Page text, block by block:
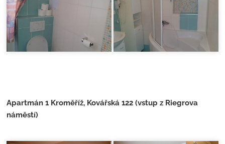
Apartmán1 Kroměříž, Kovářská 122 (vstup z Riegrova
náměstí)